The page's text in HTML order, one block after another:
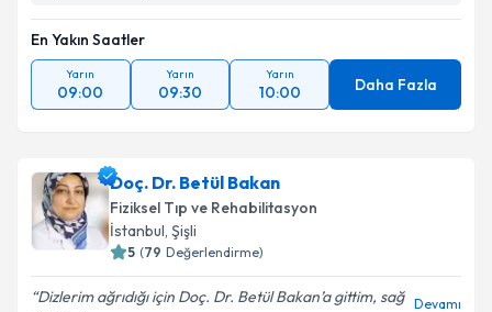
En Yakın Saatler
Yarın
09:00
Yarın
09:30
Yarın
10:00 Daha Fazla
Doç. Dr. Betül Bakan
Fiziksel Tıp ve Rehabilitasyon
İstanbul, Şişli
5 (79 Değerlendirme)
Dizlerim ağrıdığı için Doç. Dr. Betül Bakan’a gittim, sağ Devamı